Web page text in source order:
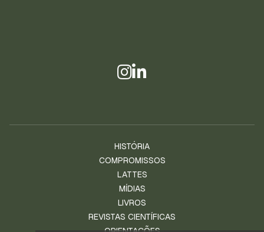
HISTÓRIA
COMPROMISSOS
LATTES
MÍDIAS
LIVROS
REVISTAS CIENTÍFICAS